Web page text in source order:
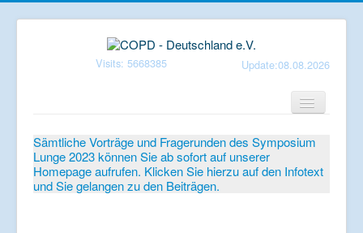
Visits: 5668385 Update:08.08.2026
Verein
Patientenbroschüren
Sämtliche Vorträge und Fragerunden des Symposium
Lunge 2023 können Sie ab sofort auf unserer
Homepage aufrufen. Klicken Sie hierzu auf den Infotext
und Sie gelangen zu den Beiträgen.